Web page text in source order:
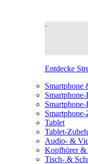
Entdecke
Smartphone
Tablet
Tablet-
Audio- &
Kopfhörer &
Tisch- &